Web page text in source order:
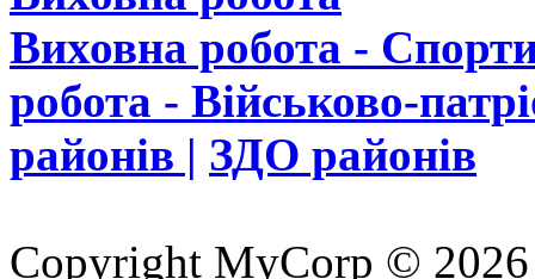
Виховна робота -
робота - Військово-
районів | ЗДО районів
Copyright MyCorp © 2026